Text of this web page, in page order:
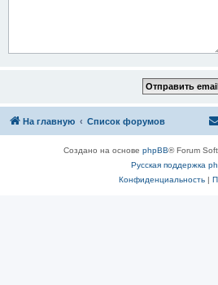
На главную Список форумов
Создано на основе phpBB® Forum
Русская поддержка
Конфиденциальность|